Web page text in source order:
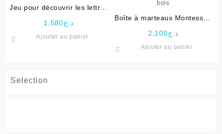
Selection
Les
options
choisies
Jeu pour découvrir les lettres
د.ج1,580
Ajouter au panier
Boîte à marteaux Montessori
د.ج2,100
Ajouter au panier